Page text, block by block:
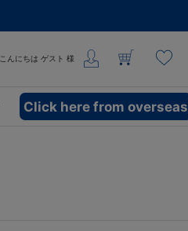
こんにちは ゲスト 様
Click here from overseas